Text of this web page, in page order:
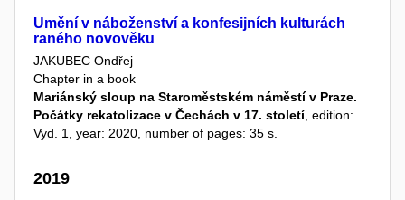
Umění v náboženství a konfesijních kulturách
raného novověku
JAKUBEC Ondřej
Chapter in a book
Mariánský sloup na Staroměstském náměstí v Praze.
Počátky rekatolizace v Čechách v 17. století, edition:
Vyd. 1, year: 2020, number of pages: 35 s.
2019